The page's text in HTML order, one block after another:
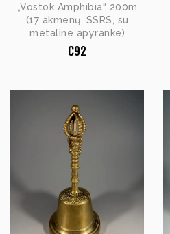
„Vostok Amphibia“ 200m
(17 akmenų, SSRS, su
metaline apyranke)
€92